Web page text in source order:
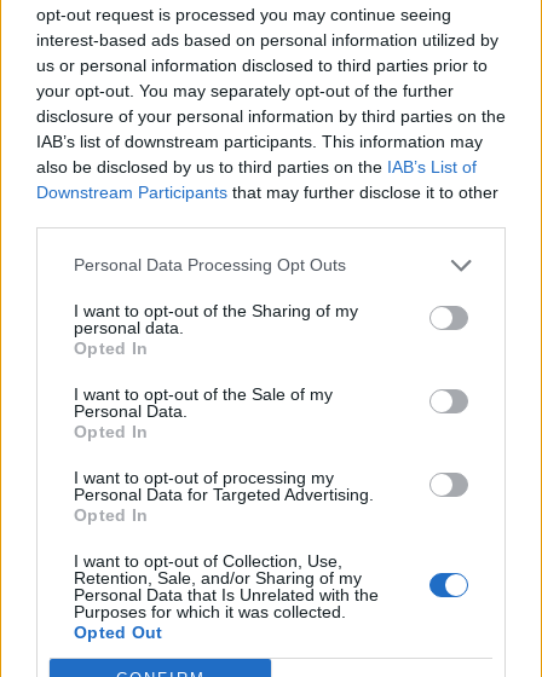
opt-out request is processed you may continue seeing
interest-based ads based on personal information utilized by
us or personal information disclosed to third parties prior to
your opt-out. You may separately opt-out of the further
disclosure of your personal information by third parties on the
IAB’s list of downstream participants. This information may
also be disclosed by us to third parties on the IAB’s List of
Downstream Participants that may further disclose it to other
Personal Data Processing Opt Outs
I want to opt-out of the Sharing of my
personal data.
Opted In
I want to opt-out of the Sale of my
Personal Data.
Opted In
I want to opt-out of processing my
Personal Data for Targeted Advertising.
Opted In
I want to opt-out of Collection, Use,
Retention, Sale, and/or Sharing of my
Personal Data that Is Unrelated with the
Purposes for which it was collected.
Opted Out
Το FIAT 500 Hybrid τώρα από
18.990 ευρώ
Ατρόμητος και Novibet
συνεχίζουν μαζί: Ανανέωση της
συνεργασίας τους μέχρι το
2028
18η συνεχόμενη χρονιά για τον ΟΤΕ στη διεθνή σειρά δεικτών
Alpha Bank: Για πρώτη φορά το Αρχαίο Θέατρο Επιδαύρου άνοιξε τις
πύλες του σε όλους
ΠΕΡΙΣΣΌΤΕΡΑ ΣΕ ΑΥΤΉ ΤΗΝ ΚΑΤΗΓΟΡΊΑ